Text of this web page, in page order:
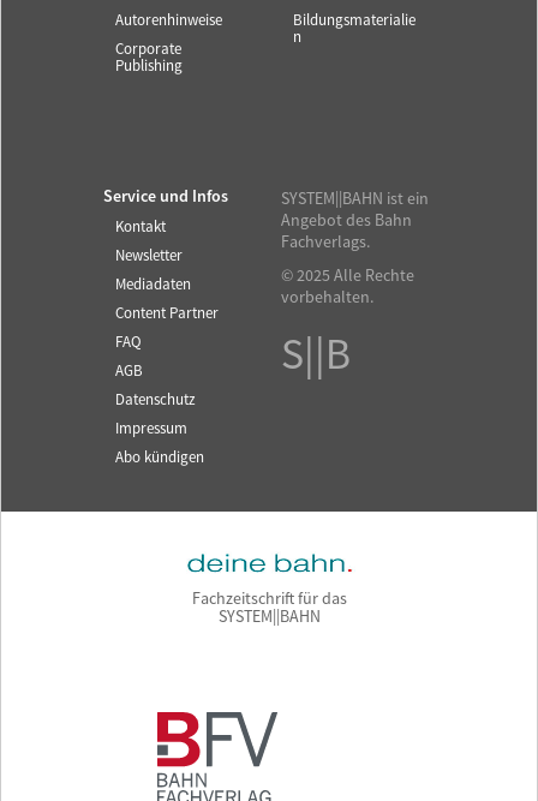
Autorenhinweise
Corporate
Publishing
Bildungsmaterialie
n
Service und Infos
Kontakt
Newsletter
Mediadaten
Content Partner
FAQ
AGB
Datenschutz
Impressum
Abo kündigen
SYSTEM||BAHN ist ein
Angebot des Bahn
Fachverlags.
© 2025 Alle Rechte
vorbehalten.
S||B
Fachzeitschrift für das
SYSTEM||BAHN